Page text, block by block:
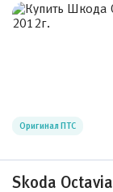
Оригинал ПТС
Skoda Octavia